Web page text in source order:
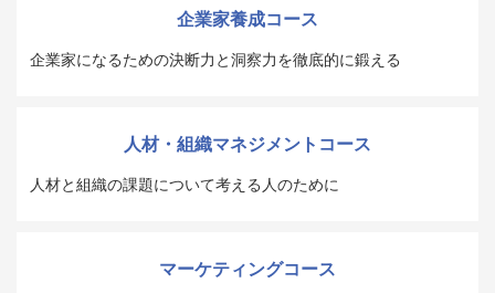
企業家養成コース
企業家になるための決断力と洞察力を徹底的に鍛える
人材・組織マネジメントコース
人材と組織の課題について考える人のために
マーケティングコース